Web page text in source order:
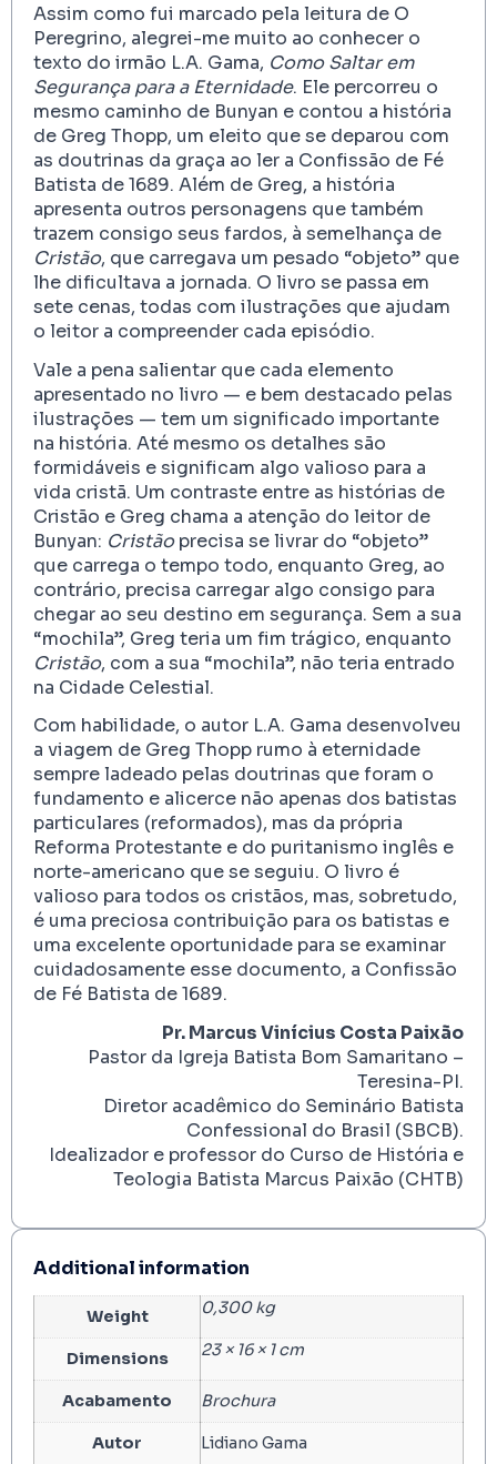
Assim como fui marcado pela leitura de O
Peregrino, alegrei-me muito ao conhecer o
texto do irmão L.A. Gama, Como Saltar em
Segurança para a Eternidade. Ele percorreu o
mesmo caminho de Bunyan e contou a história
de Greg Thopp, um eleito que se deparou com
as doutrinas da graça ao ler a Confissão de Fé
Batista de 1689. Além de Greg, a história
apresenta outros personagens que também
trazem consigo seus fardos, à semelhança de
Cristão, que carregava um pesado “objeto” que
lhe dificultava a jornada. O livro se passa em
sete cenas, todas com ilustrações que ajudam
o leitor a compreender cada episódio.
Vale a pena salientar que cada elemento
apresentado no livro — e bem destacado pelas
ilustrações — tem um significado importante
na história. Até mesmo os detalhes são
formidáveis e significam algo valioso para a
vida cristã. Um contraste entre as histórias de
Cristão e Greg chama a atenção do leitor de
Bunyan: Cristãoprecisa se livrar do “objeto”
que carrega o tempo todo, enquanto Greg, ao
contrário, precisa carregar algo consigo para
chegar ao seu destino em segurança. Sem a sua
“mochila”, Greg teria um fim trágico, enquanto
Cristão, com a sua “mochila”, não teria entrado
na Cidade Celestial.
Com habilidade, o autor L.A. Gama desenvolveu
a viagem de Greg Thopp rumo à eternidade
sempre ladeado pelas doutrinas que foram o
fundamento e alicerce não apenas dos batistas
particulares (reformados), mas da própria
Reforma Protestante e do puritanismo inglês e
norte-americano que se seguiu. O livro é
valioso para todos os cristãos, mas, sobretudo,
é uma preciosa contribuição para os batistas e
uma excelente oportunidade para se examinar
cuidadosamente esse documento, a Confissão
de Fé Batista de 1689.
Pr.Marcus Vinícius Costa Paixão
Pastor da Igreja Batista Bom Samaritano –
Teresina-PI.
Diretor acadêmico do Seminário Batista
Confessional do Brasil (SBCB).
Idealizador e professor do Curso de História e
Teologia Batista Marcus Paixão (CHTB)
Additional information
Weight 0,300 kg
Dimensions 23 × 16 × 1 cm
Acabamento Brochura
Autor Lidiano Gama